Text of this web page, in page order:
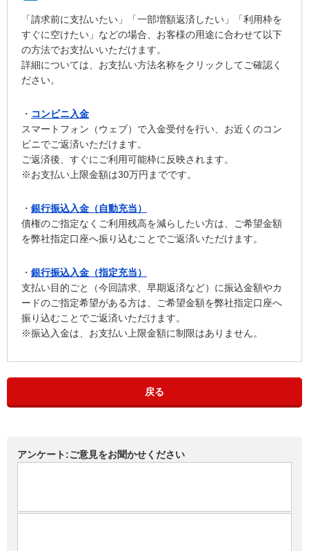
「請求前に支払いたい」「一部増額返済したい」「利用枠を
すぐに空けたい」などの場合、お客様の用途に合わせて以下
の方法でお支払いいただけます。
詳細については、お支払い方法名称をクリックしてご確認く
ださい。
・ コンビニ入金
スマートフォン（ウェブ）で入金受付を行い、お近くのコン
ビニでご返済いただけます。
ご返済後、すぐにご利用可能枠に反映されます。
※お支払い上限金額は30万円までです。
・ 銀行振込入金（自動充当）
債権のご指定なくご利用残高を減らしたい方は、ご希望金額
を弊社指定口座へ振り込むことでご返済いただけます。
・ 銀行振込入金（指定充当）
支払い目的ごと（今回請求、早期返済など）に振込金額やカ
ードのご指定希望がある方は、ご希望金額を弊社指定口座へ
振り込むことでご返済いただけます。
※振込入金は、お支払い上限金額に制限はありません。
戻る
アンケート:ご意見をお聞かせください